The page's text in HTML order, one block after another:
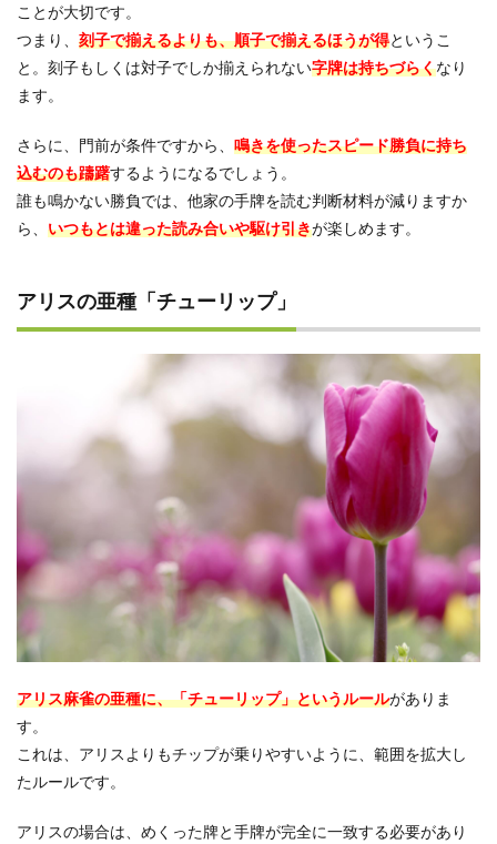
ことが大切です。
つまり、 刻子で揃えるよりも、順子で揃えるほうが得というこ
と。刻子もしくは対子でしか揃えられない字牌は持ちづらくなり
ます。
さらに、門前が条件ですから、 鳴きを使ったスピード勝負に持ち
込むのも躊躇するようになるでしょう。
誰も鳴かない勝負では、他家の手牌を読む判断材料が減りますか
ら、 いつもとは違った読み合いや駆け引きが楽しめます。
アリスの亜種「チューリップ」
アリス麻雀の亜種に、「チューリップ」というルールがありま
す。
これは、アリスよりもチップが乗りやすいように、範囲を拡大し
たルールです。
アリスの場合は、めくった牌と手牌が完全に一致する必要があり